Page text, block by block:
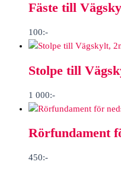
Fäste till
100:-
Stolpe till
1 000:-
Rörfundament
450:-